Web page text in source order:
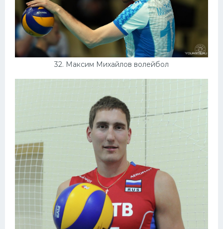
32. Максим Михайлов волейбол